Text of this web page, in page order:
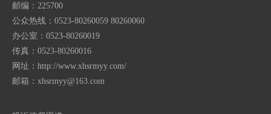
邮编：225700
公众热线：0523-80260059 80260060
办公室：0523-80260019
传真：0523-80260016
网址：http://www.xhsrmyy.com/
邮箱： xhsrmyy@163.com